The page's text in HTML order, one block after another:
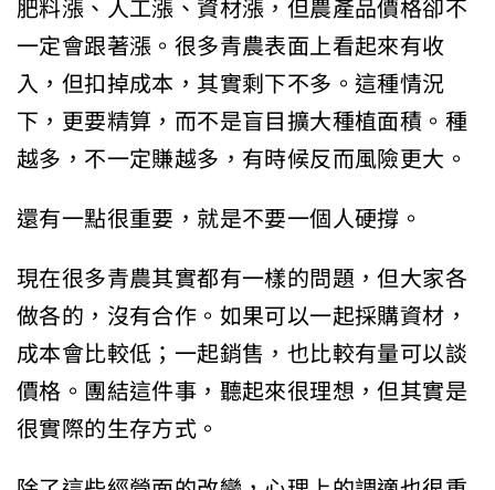
一定會跟著漲。很多青農表面上看起來有收
入，但扣掉成本，其實剩下不多。這種情況
下，更要精算，而不是盲目擴大種植面積。種
越多，不一定賺越多，有時候反而風險更大。
還有一點很重要，就是不要一個人硬撐。
現在很多青農其實都有一樣的問題，但大家各
做各的，沒有合作。如果可以一起採購資材，
成本會比較低；一起銷售，也比較有量可以談
價格。團結這件事，聽起來很理想，但其實是
很實際的生存方式。